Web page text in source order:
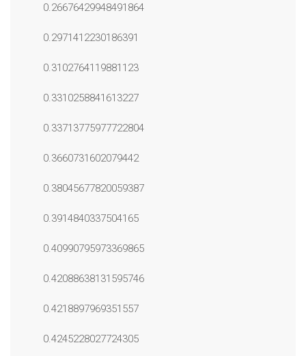
0.26676429948491864
0.2971412230186391
0.3102764119881123
0.3310258841613227
0.33713775977722804
0.3660731602079442
0.38045677820059387
0.3914840337504165
0.40990795973369865
0.42088638131595746
0.4218897969351557
0.4245228027724305